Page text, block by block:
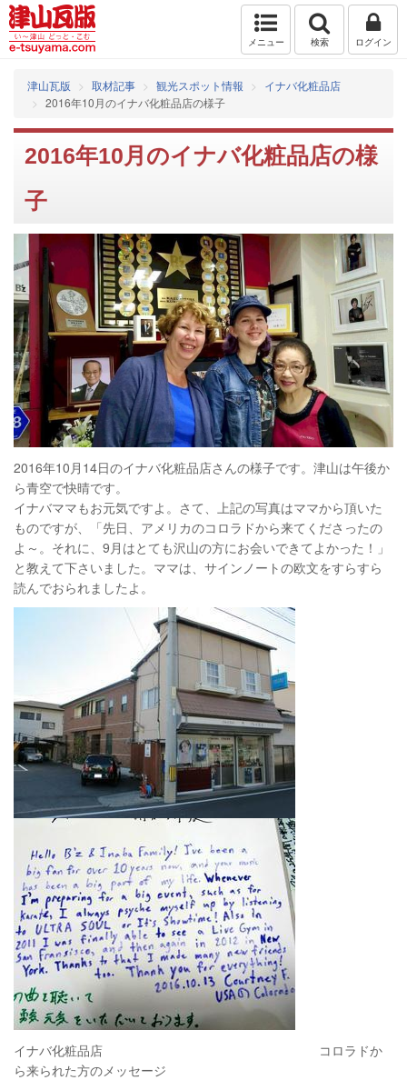
メニュー 検索 ログイン
津山瓦版 取材記事 観光スポット情報
イナバ化粧品店
2016年10月のイナバ化粧品店の様子
2016年10月のイナバ化粧品店の様
子
2016年10月14日のイナバ化粧品店さんの様子です。津山は午後か
ら青空で快晴です。
イナバママもお元気ですよ。さて、上記の写真はママから頂いた
ものですが、「先日、アメリカのコロラドから来てくださったの
よ～。それに、9月はとても沢山の方にお会いできてよかった！」
と教えて下さいました。ママは、サインノートの欧文をすらすら
読んでおられましたよ。
イナバ化粧品店 コロラドか
ら来られた方のメッセージ